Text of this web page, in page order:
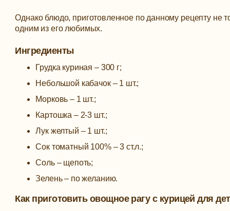
Однако блюдо, приготовленное по данному рецепту не
одним из его любимых.
Ингредиенты
Грудка куриная – 300 г;
Небольшой кабачок – 1 шт.;
Морковь – 1 шт.;
Картошка – 2-3 шт.;
Лук желтый – 1 шт.;
Сок томатный 100% – 3 ст.л.;
Соль – щепоть;
Зелень – по желанию.
Как приготовить овощное рагу с курицей для